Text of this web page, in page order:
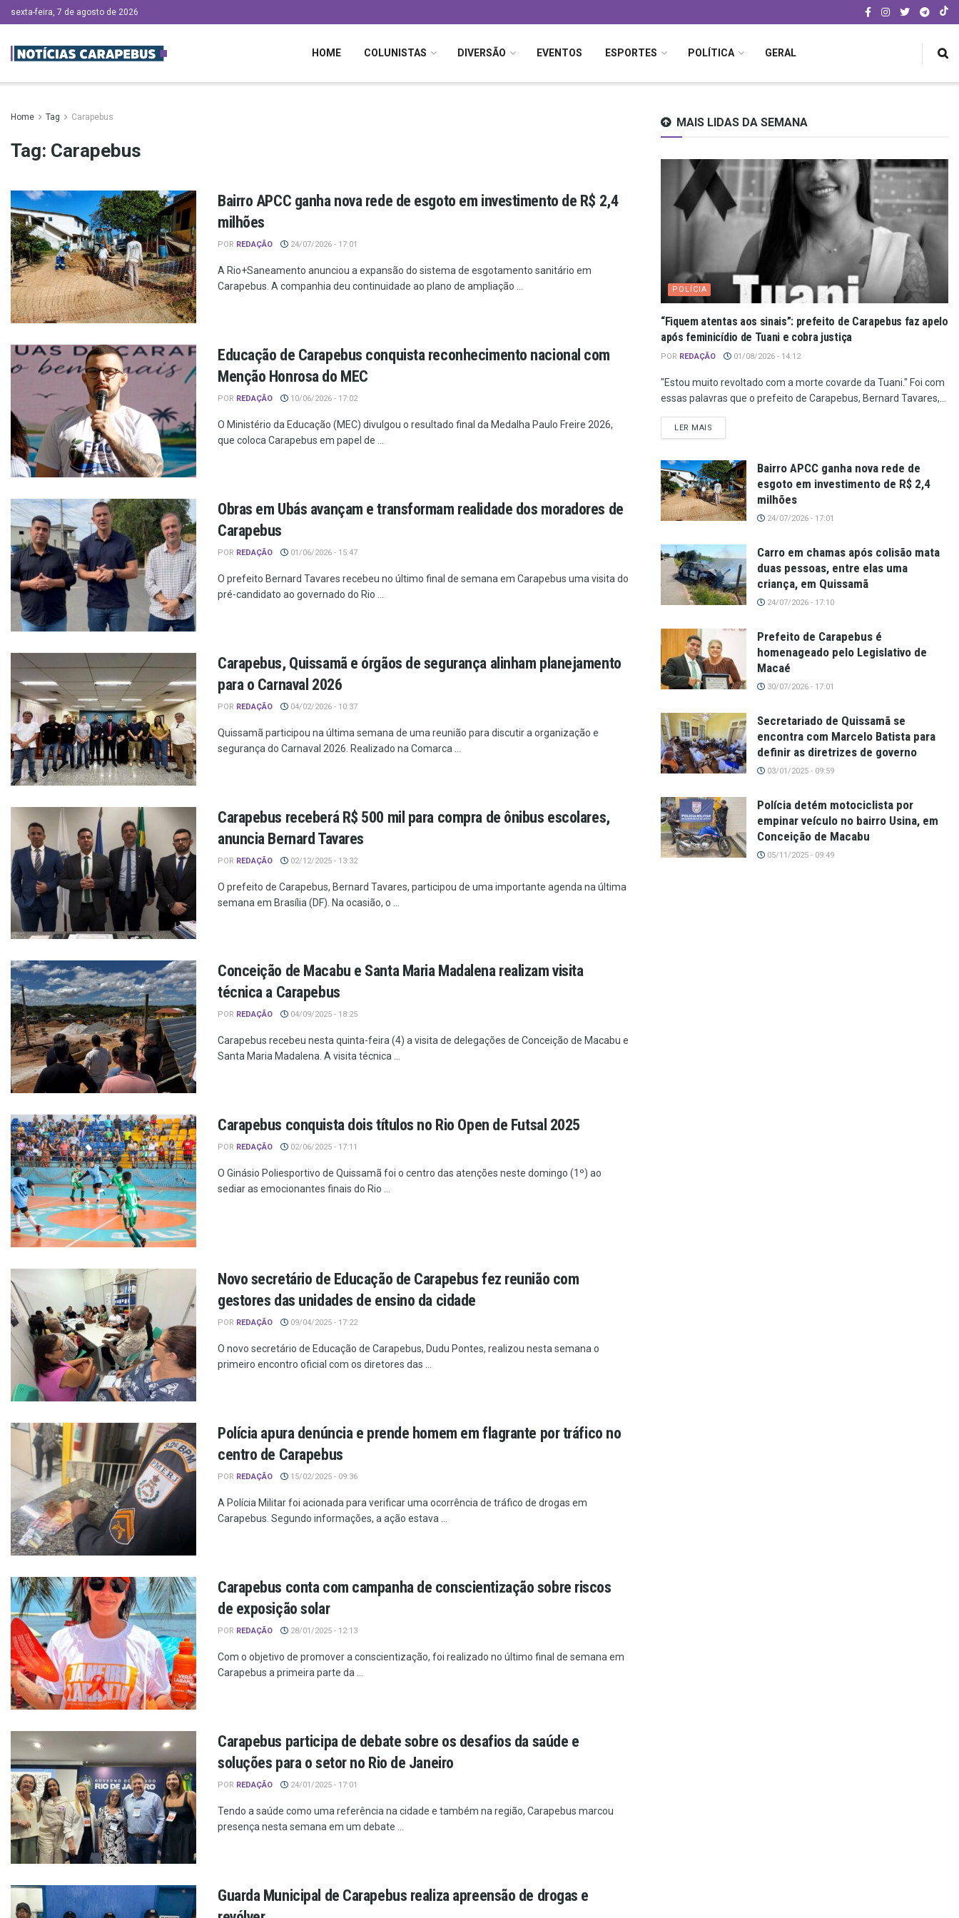
sexta-feira, 7 de agosto de 2026
HOME COLUNISTAS DIVERSÃO EVENTOS ESPORTES POLÍTICA GERAL
Home Tag Carapebus
Tag: Carapebus
Bairro APCC ganha nova rede de esgoto em investimento de R$ 2,4
milhões
POR REDAÇÃO 24/07/2026 - 17:01
A Rio+Saneamento anunciou a expansão do sistema de esgotamento sanitário em
Carapebus. A companhia deu continuidade ao plano de ampliação ...
Educação de Carapebus conquista reconhecimento nacional com
Menção Honrosa do MEC
POR REDAÇÃO 10/06/2026 - 17:02
O Ministério da Educação (MEC) divulgou o resultado final da Medalha Paulo Freire 2026,
que coloca Carapebus em papel de ...
Obras em Ubás avançam e transformam realidade dos moradores de
Carapebus
POR REDAÇÃO 01/06/2026 - 15:47
O prefeito Bernard Tavares recebeu no último final de semana em Carapebus uma visita do
pré-candidato ao governado do Rio ...
Carapebus, Quissamã e órgãos de segurança alinham planejamento
para o Carnaval 2026
POR REDAÇÃO 04/02/2026 - 10:37
Quissamã participou na última semana de uma reunião para discutir a organização e
segurança do Carnaval 2026. Realizado na Comarca ...
Carapebus receberá R$ 500 mil para compra de ônibus escolares,
anuncia Bernard Tavares
POR REDAÇÃO 02/12/2025 - 13:32
O prefeito de Carapebus, Bernard Tavares, participou de uma importante agenda na última
semana em Brasília (DF). Na ocasião, o ...
Conceição de Macabu e Santa Maria Madalena realizam visita
técnica a Carapebus
POR REDAÇÃO 04/09/2025 - 18:25
Carapebus recebeu nesta quinta-feira (4) a visita de delegações de Conceição de Macabu e
Santa Maria Madalena. A visita técnica ...
Carapebus conquista dois títulos no Rio Open de Futsal 2025
POR REDAÇÃO 02/06/2025 - 17:11
O Ginásio Poliesportivo de Quissamã foi o centro das atenções neste domingo (1º) ao
sediar as emocionantes finais do Rio ...
Novo secretário de Educação de Carapebus fez reunião com
gestores das unidades de ensino da cidade
POR REDAÇÃO 09/04/2025 - 17:22
O novo secretário de Educação de Carapebus, Dudu Pontes, realizou nesta semana o
primeiro encontro oficial com os diretores das ...
Polícia apura denúncia e prende homem em flagrante por tráfico no
centro de Carapebus
POR REDAÇÃO 15/02/2025 - 09:36
A Polícia Militar foi acionada para verificar uma ocorrência de tráfico de drogas em
Carapebus. Segundo informações, a ação estava ...
Carapebus conta com campanha de conscientização sobre riscos
de exposição solar
POR REDAÇÃO 28/01/2025 - 12:13
Com o objetivo de promover a conscientização, foi realizado no último final de semana em
Carapebus a primeira parte da ...
Carapebus participa de debate sobre os desafios da saúde e
soluções para o setor no Rio de Janeiro
POR REDAÇÃO 24/01/2025 - 17:01
Tendo a saúde como uma referência na cidade e também na região, Carapebus marcou
presença nesta semana em um debate ...
Guarda Municipal de Carapebus realiza apreensão de drogas e
MAIS LIDAS DA SEMANA
POLÍCIA
“Fiquem atentas aos sinais”: prefeito de Carapebus faz apelo
após feminicídio de Tuani e cobra justiça
POR REDAÇÃO 01/08/2026 - 14:12
"Estou muito revoltado com a morte covarde da Tuani." Foi com
essas palavras que o prefeito de Carapebus, Bernard Tavares,...
LER MAIS
Bairro APCC ganha nova rede de
esgoto em investimento de R$ 2,4
milhões
24/07/2026 - 17:01
Carro em chamas após colisão mata
duas pessoas, entre elas uma
criança, em Quissamã
24/07/2026 - 17:10
Prefeito de Carapebus é
homenageado pelo Legislativo de
Macaé
30/07/2026 - 17:01
Secretariado de Quissamã se
encontra com Marcelo Batista para
definir as diretrizes de governo
03/01/2025 - 09:59
Polícia detém motociclista por
empinar veículo no bairro Usina, em
Conceição de Macabu
05/11/2025 - 09:49